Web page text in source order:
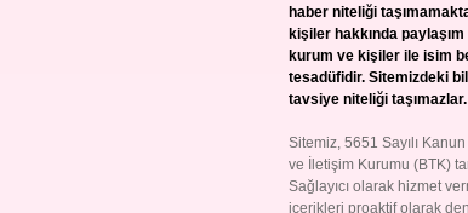
haber niteliği
kişiler hakkında
kurum ve kişiler ile isim
tesadüfidir. Sitemizdeki
tavsiye niteliği taşımazlar.
Sitemiz, 5651 Sayılı
ve İletişim Kurumu (BTK)
Sağlayıcı olarak hizmet
içerikleri proaktif olarak